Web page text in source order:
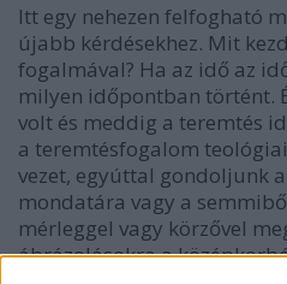
Itt egy nehezen felfogható
újabb kérdésekhez. Mit
fogalmával? Ha az idő az
milyen időpontban történt.
volt és meddig a teremtés
a teremtésfogalom
vezet, egyúttal gondoljunk
mondatára vagy a
mérleggel vagy körzővel
ábrázolásokra a